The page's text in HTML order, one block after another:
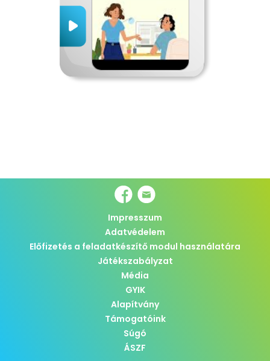
Impresszum
Adatvédelem
Előfizetés a feladatkészítő modul használatára
Játékszabályzat
Média
GYIK
Alapítvány
Támogatóink
Súgó
ÁSZF